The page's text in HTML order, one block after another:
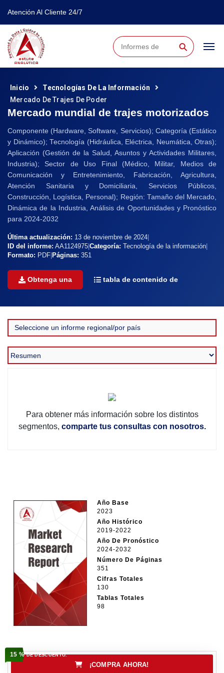
Atención Al Cliente 24/7
⚲
Inicio
Tecnologías De La Información
Mercado De Trajes De Poder
Mercado mundial de trajes motorizados
Componente (Hardware, Software, Servicios); Categoría (Estático
y Dinámico); Tecnología (Hidráulica, Eléctrica, Neumática, Otras);
Aplicación (Gestión de la Salud, Asuntos y Actividades Militares,
Industria); Sector de Uso Final (Médico, Militar, Medios de
Comunicación y Entretenimiento, Fabricación, Agricultura,
Atención Sanitaria y Domiciliaria, Servicios Públicos,
Construcción, Logística, Personal); Región: Tamaño del Mercado,
Dinámica de la Industria, Análisis de Oportunidades y Pronóstico
para 2024-2032
Última actualización: 13 de noviembre de 2024
ID del informe: AA1124975 Categoría: Tecnología de la información
Formato: PDF Páginas: 351
Obtenga una tabla de contenido de
Para obtener más información sobre los distintos
segmentos, comparte tus consultas con nosotros.
Año Base
2023
Año Histórico
2019-2022
Año De Pronóstico
2024-2032
Número De Páginas
351
Cifras Totales
130
Tablas Totales
98
15 %DE DESCUENTO.
¡COMPRA AHORA!